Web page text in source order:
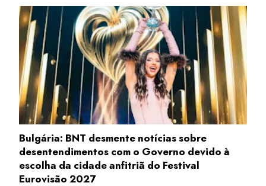
Bulgária: BNT desmente notícias sobre
desentendimentos com o Governo devido à
escolha da cidade anfitriã do Festival
Eurovisão 2027